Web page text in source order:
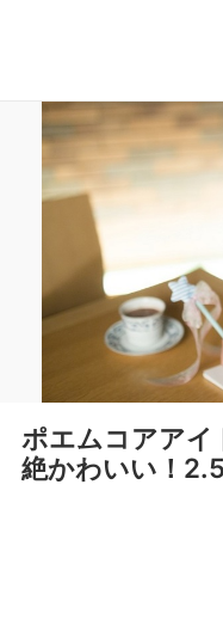
ポエムコアア
絶かわいい！